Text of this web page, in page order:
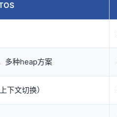
多种heap方案
下文切换）